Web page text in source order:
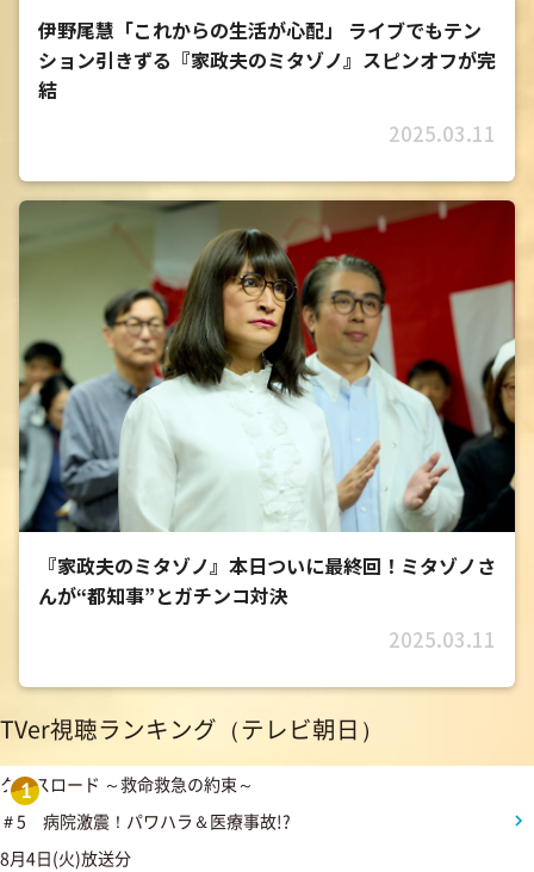
伊野尾慧「これからの生活が心配」 ライブでもテン
ション引きずる『家政夫のミタゾノ』スピンオフが完
結
2025.03.11
『家政夫のミタゾノ』本日ついに最終回！ミタゾノさ
んが“都知事”とガチンコ対決
2025.03.11
TVer視聴ランキング（テレビ朝日）
1
クロスロード ～救命救急の約束～
＃5 病院激震！パワハラ＆医療事故!?
8月4日(火)放送分